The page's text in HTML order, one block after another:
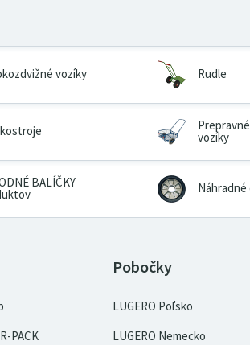
vozíky Rudle
vozíky
BALÍČKY Náhradné
PACK
Pobočky
LUGERO Poľsko
LUGERO Nemecko